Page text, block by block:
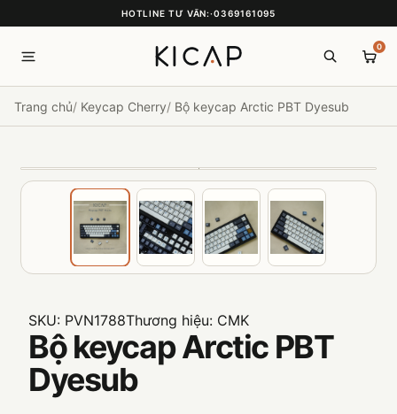
HOTLINE TƯ VẤN:·0369161095
0
Trang chủ Keycap Cherry Bộ keycap Arctic PBT Dyesub
Bộ keycap Arctic PBT
Dyesub
SKU: PVN1788Thương hiệu: CMK